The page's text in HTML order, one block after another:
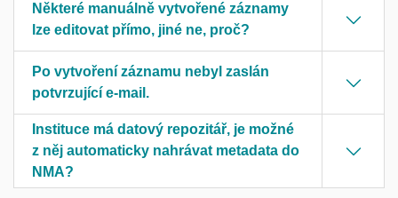
Některé manuálně vytvořené záznamy
lze editovat přímo, jiné ne, proč?
Po vytvoření záznamu nebyl zaslán
potvrzující e-mail.
Instituce má datový repozitář, je možné
z něj automaticky nahrávat metadata do
NMA?